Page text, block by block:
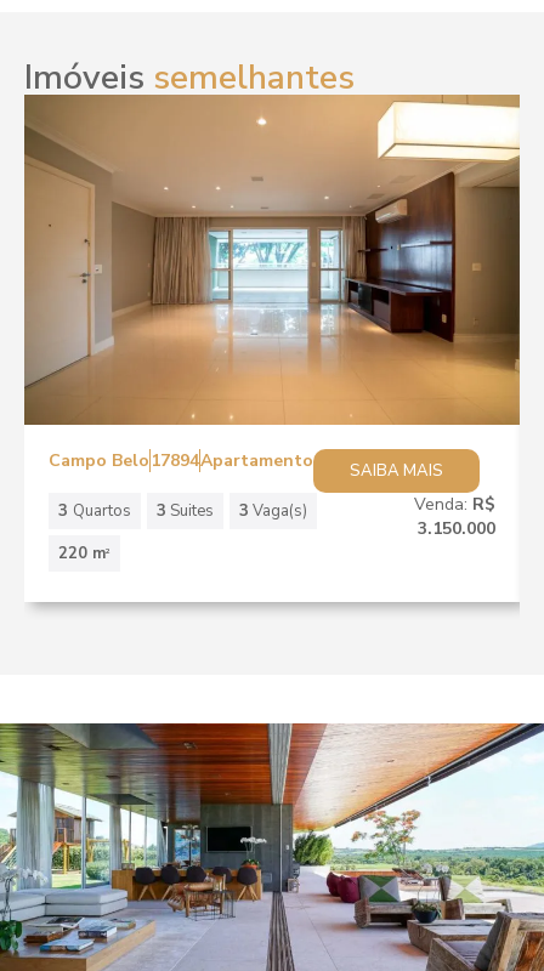
Imóveis semelhantes
Campo Belo 17894Apartamento
SAIBA MAIS
3 Quartos 3 Suites 3 Vaga(s)
220 m2
Venda: R$
3.150.000